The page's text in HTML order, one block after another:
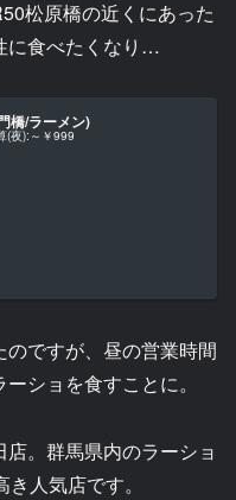
松原橋の近くにあった
に食べたくなり…
橋/ラーメン)
):～￥999
ですが、昼の営業時間
ショを食すことに。
。群馬県内のラーショ
人気店です。